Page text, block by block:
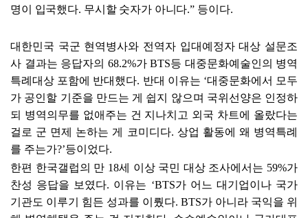
명이 입국했다. 무시할 숫자가 아니다.” 등이다.
대한민국 국군 현역병사와 전역자 입대예정자 대상 설문조
사 결과는 응답자의 68.2%가 BTS등 대중문화예술인의 병역
특례대상 포함에 반대했다. 반대 이유는 ‘대중문화에서 모두
가 공인할 기준을 만드는 게 쉽지 않으며 국위선양은 인정하
되 병역의무를 없애주는 건 지나치고 외국 차트에 올랐다는
걸로 군 면제 논하는 게 코미디다. 상업 활동에 왜 병역특례
를 주는가?’등이었다.
한편 한국갤럽의 만 18세 이상 국민 대상 조사에서는 59%가
찬성 응답을 보였다. 이유는 ‘BTS가 어느 대기업이나 국가
기관도 이루기 힘든 성과를 이뤘다. BTS가 아니라 국익을 위